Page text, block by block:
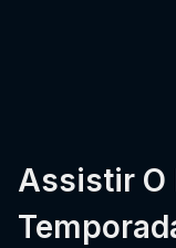
Assistir O